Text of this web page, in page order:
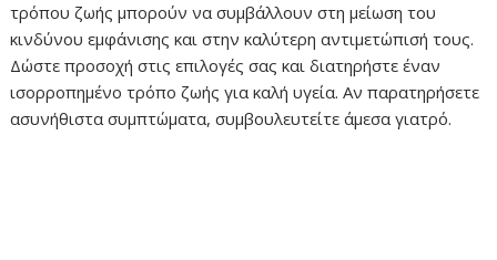
τρόπου ζωής μπορούν να συμβάλλουν στη μείωση του
κινδύνου εμφάνισης και στην καλύτερη αντιμετώπισή τους.
Δώστε προσοχή στις επιλογές σας και διατηρήστε έναν
ισορροπημένο τρόπο ζωής για καλή υγεία. Αν παρατηρήσετε
ασυνήθιστα συμπτώματα, συμβουλευτείτε άμεσα γιατρό.